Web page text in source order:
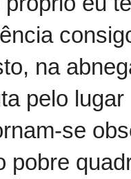
na
pelo
se
pobre